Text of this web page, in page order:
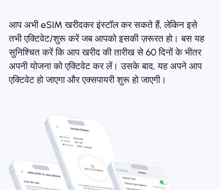
आप अभी eSIM खरीदकर इंस्टॉल कर सकते हैं, लेकिन इसे
तभी एक्टिवेट/शुरू करें जब आपको इसकी ज़रूरत हो। बस यह
सुनिश्चित करें कि आप खरीद की तारीख से 60 दिनों के भीतर
अपनी योजना को एक्टिवेट कर लें। उसके बाद, यह अपने आप
एक्टिवेट हो जाएगा और एक्सपायरी शुरू हो जाएगी।